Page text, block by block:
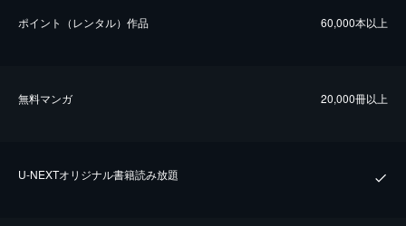
ポイント（レンタル）作品 60,000本以上
無料マンガ 20,000冊以上
U-NEXTオリジナル書籍読み放題